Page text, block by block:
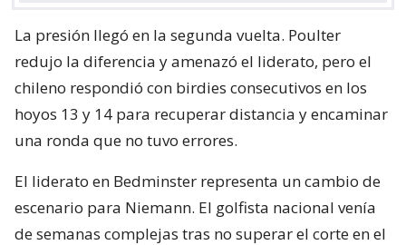
La presión llegó en la segunda vuelta. Poulter
redujo la diferencia y amenazó el liderato, pero el
chileno respondió con birdies consecutivos en los
hoyos 13 y 14 para recuperar distancia y encaminar
una ronda que no tuvo errores.
El liderato en Bedminster representa un cambio de
escenario para Niemann. El golfista nacional venía
de semanas complejas tras no superar el corte en el